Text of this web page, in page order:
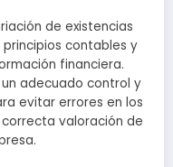
de existencias
contables y
financiera.
adecuado control y
evitar errores en los
valoración de